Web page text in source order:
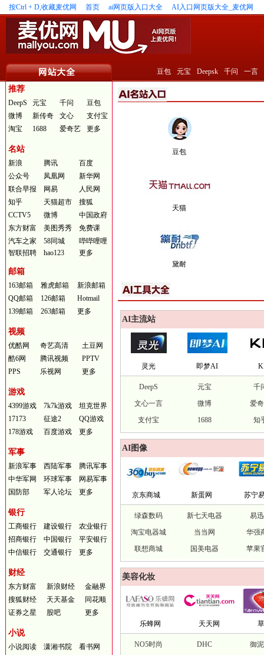
按Ctrl + D,收藏麦优网 首页 ai网页版入口大全 AI入口网页版大全_麦优网
推荐
DeepS 元宝 千问
豆包
微博
新传奇 文心
支付宝
淘宝
1688 爱奇艺 更多
名站
新浪 腾讯
百度
公众号
凤凰网
新华网
联合早报
网易
人民网
知乎
天猫超市
搜狐
CCTV5
微博
中国政府
东方财富
美图秀秀
免费课
汽车之家
58同城
哔哔哩哩
智联招聘
hao123 更多
邮箱
163邮箱 雅虎邮箱
新浪邮箱
QQ邮箱
126邮箱
Hotmail
139邮箱
263邮箱 更多
视频
优酷网 奇艺高清
土豆网
酷6网
腾讯视频
PPTV
PPS
乐视网 更多
游戏
4399游戏 7k7k游戏
坦克世界
17173
征途2
QQ游戏
178游戏
百度游戏 更多
军事
新浪军事 西陆军事
腾讯军事
中华军网
环球军事
网易军事
国防部
军人论坛 更多
银行
工商银行 建设银行
农业银行
招商银行
中国银行
平安银行
中信银行
交通银行 更多
财经
东方财富 新浪财经
金融界
搜狐财经
天天基金
同花顺
证券之星
股吧 更多
小说
小说阅读 潇湘书院
看书网
豆包 元宝 Deepsk 千问 一言
豆包
天猫
黛耐
AI主流站
灵光 即梦AI
DeepS 元宝
千
文心一言
微博
爱
支付宝
1688 知
AI图像
京东商城 新蛋网 苏宁
绿森数码 新七天电器
易
淘宝电器城
当当网
华强
联想商城
国美电器 苹果
美容化妆
乐蜂网 天天网
NO5时尚 DHC
御